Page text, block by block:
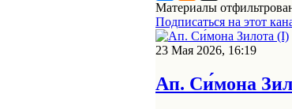
Материалы
Подписаться на этот
23 Мая 2026, 16:19
Ап. Си́мона